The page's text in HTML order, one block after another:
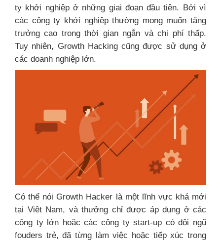
ty khởi nghiệp ở những giai đoạn đầu tiên. Bởi vì
các công ty khởi nghiệp thường mong muốn tăng
trưởng cao trong thời gian ngắn và chi phí thấp.
Tuy nhiên, Growth Hacking cũng được sử dụng ở
các doanh nghiệp lớn.
Có thể nói Growth Hacker là một lĩnh vực khá mới
tại Việt Nam, và thưởng chỉ được áp dụng ở các
công ty lớn hoặc các công ty start-up có đội ngũ
fouders trẻ, đã từng làm việc hoặc tiếp xúc trong